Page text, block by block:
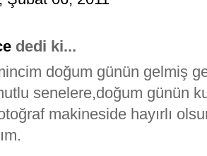
dedi ki...
doğum günün gelmiş
senelere,doğum günün
makineside hayırlı